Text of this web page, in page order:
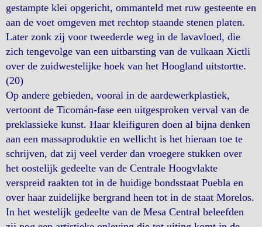
gestampte klei opgericht, ommanteld met ruw gesteente en
aan de voet omgeven met rechtop staande stenen platen.
Later zonk zij voor tweederde weg in de lavavloed, die
zich tengevolge van een uitbarsting van de vulkaan Xictli
over de zuidwestelijke hoek van het Hoogland uitstortte.
(20)
Op andere gebieden, vooral in de aardewerkplastiek,
vertoont de Ticomán-fase een uitgesproken verval van de
preklassieke kunst. Haar kleifiguren doen al bijna denken
aan een massaproduktie en wellicht is het hieraan toe te
schrijven, dat zij veel verder dan vroegere stukken over
het oostelijk gedeelte van de Centrale Hoogvlakte
verspreid raakten tot in de huidige bondsstaat Puebla en
over haar zuidelijke bergrand heen tot in de staat Morelos.
In het westelijk gedeelte van de Mesa Central beleefden